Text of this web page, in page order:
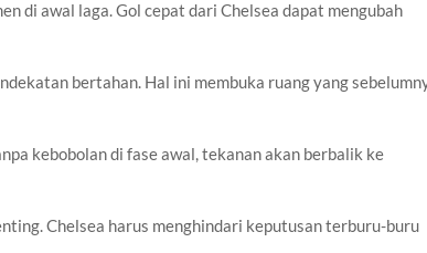
di awal laga. Gol cepat dari Chelsea dapat mengubah
bertahan. Hal ini membuka ruang yang
kebobolan di fase awal, tekanan akan berbalik ke
Chelsea harus menghindari keputusan terburu-buru